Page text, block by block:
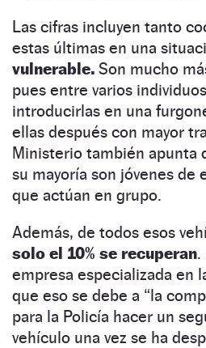
Las cifras incluyen tanto
estas últimas en una
vulnerable. Son mucho
pues entre varios
introducirlas en una
ellas después con mayor
Ministerio también apunta
su mayoría son jóvenes de
que actúan en grupo.
Además, de todos esos
solo el 10% se recuperan.
empresa especializada en
que eso se debe a “la
para la Policía hacer un
vehículo una vez se ha